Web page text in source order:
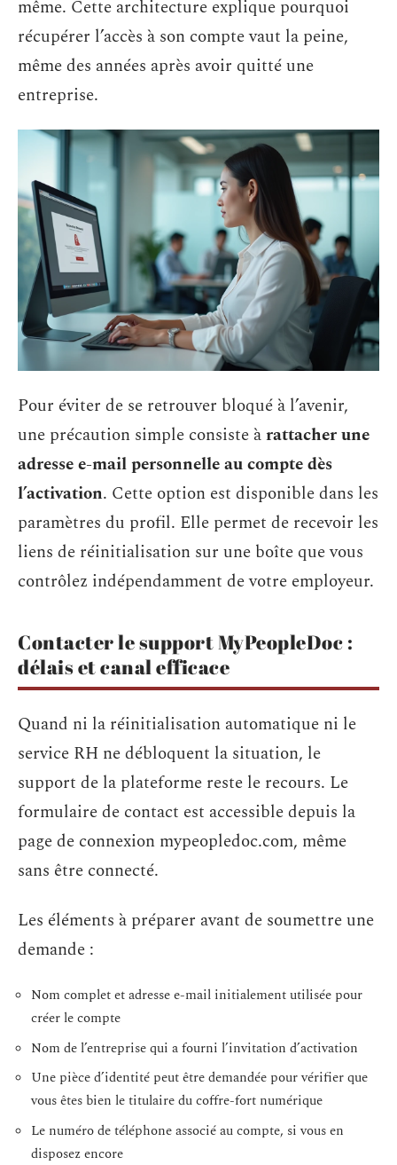
même. Cette architecture explique pourquoi
récupérer l’accès à son compte vaut la peine,
même des années après avoir quitté une
entreprise.
Pour éviter de se retrouver bloqué à l’avenir,
une précaution simple consiste àrattacher une
adresse e-mail personnelle au compte dès
l’activation. Cette option est disponible dans les
paramètres du profil. Elle permet de recevoir les
liens de réinitialisation sur une boîte que vous
contrôlez indépendamment de votre employeur.
Contacter le support MyPeopleDoc :
délais et canal efficace
Quand ni la réinitialisation automatique ni le
service RH ne débloquent la situation, le
support de la plateforme reste le recours. Le
formulaire de contact est accessible depuis la
page de connexion mypeopledoc.com, même
sans être connecté.
Les éléments à préparer avant de soumettre une
demande :
Nom complet et adresse e-mail initialement utilisée pour
créer le compte
Nom de l’entreprise qui a fourni l’invitation d’activation
Une pièce d’identité peut être demandée pour vérifier que
vous êtes bien le titulaire du coffre-fort numérique
Le numéro de téléphone associé au compte, si vous en
disposez encore